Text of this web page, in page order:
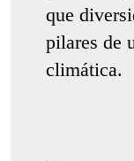
que
pilares de
climática.